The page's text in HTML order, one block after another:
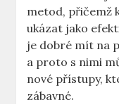
metod, přičemž
ukázat jako
je dobré mít na
a proto s nimi
nové přístupy,
zábavné.